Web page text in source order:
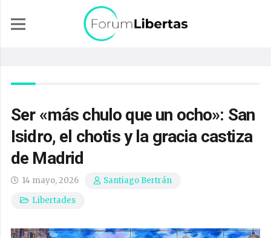
Ser «más chulo que un ocho»: San
Isidro, el chotis y la gracia castiza
de Madrid
14 mayo, 2026
Santiago Bertrán
Libertades